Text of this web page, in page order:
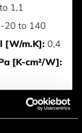
1,1
-20 to 140
[W/m.K]: 0,4
[K-cm²/W]: